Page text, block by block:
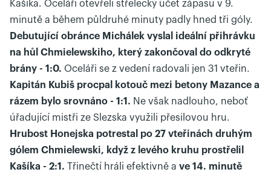
Kašíka. Oceláři otevřeli střelecký účet zápasu v 9.
minutě a během půldruhé minuty padly hned tři góly.
Debutující obránce Michálek vyslal ideální přihrávku
na hůl Chmielewskiho, který zakončoval do odkryté
brány - 1:0. Oceláři se z vedení radovali jen 31 vteřin.
Kapitán Kubiš procpal kotouč mezi betony Mazance a
rázem bylo srovnáno - 1:1. Ne však nadlouho, neboť
úřadující mistři ze Slezska využili přesilovou hru.
Hrubost Honejska potrestal po 27 vteřinách druhým
gólem Chmielewski, když z levého kruhu prostřelil
Kašíka - 2:1. Třinečtí hráli efektivně a ve 14. minutě